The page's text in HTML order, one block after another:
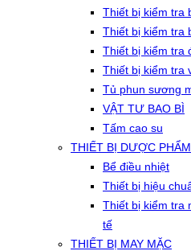
Thiết bị kiểm tra
Thiết bị kiểm tra
Thiết bị kiểm tra
Thiết bị kiểm tra
Tủ phun sương
VẬT TƯ BAO BÌ
Tấm cao su
THIẾT BỊ DƯỢC PHẨM
Bể điều nhiệt
Thiết bị hiệu
Thiết bị kiểm tra
tế
THIẾT BỊ MAY MẶC